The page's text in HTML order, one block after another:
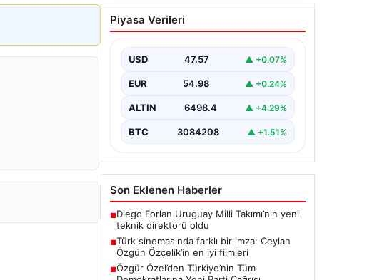
Türk sinemasında farklı bir
imza: Ceylan Özgün
Piyasa Verileri
USD 47.57 ▲ +0.07%
EUR 54.98 ▲ +0.24%
ALTIN 6498.4 ▲ +4.29%
BTC 3084208 ▲ +1.51%
Son Eklenen Haberler
■Diego Forlan Uruguay Milli Takımı’nın yeni
teknik direktörü oldu
■Türk sinemasında farklı bir imza: Ceylan
Özgün Özçelik’in en iyi filmleri
■Özgür Özel’den Türkiye’nin Tüm